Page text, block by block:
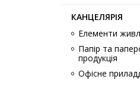
КАНЦЕЛЯРІЯ
Елементи
Папір та
продукція
Офісне